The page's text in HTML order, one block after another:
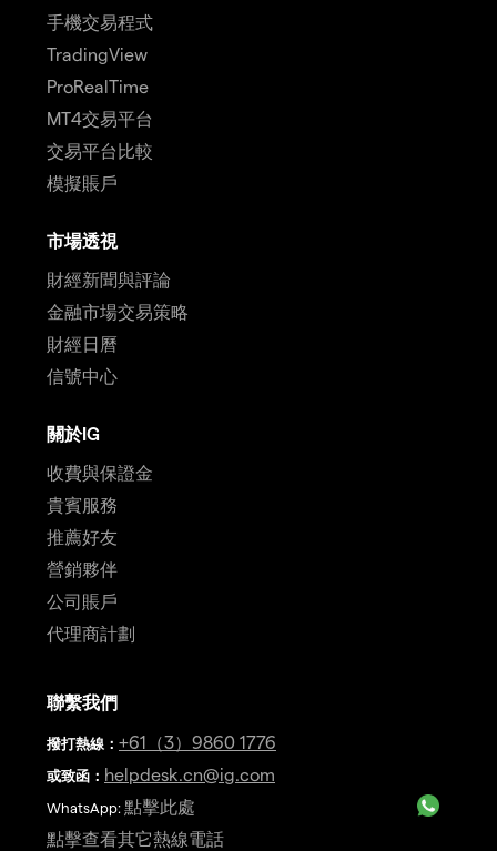
手機交易程式
TradingView
ProRealTime
MT4交易平台
交易平台比較
模擬賬戶
市場透視
財經新聞與評論
金融市場交易策略
財經日曆
信號中心
關於IG
收費與保證金
貴賓服務
推薦好友
營銷夥伴
公司賬戶
代理商計劃
聯繫我們
撥打熱線 ： +61（3）9860 1776
或致函： helpdesk.cn@ig.com
WhatsApp: 點擊此處
點擊查看其它熱線電話